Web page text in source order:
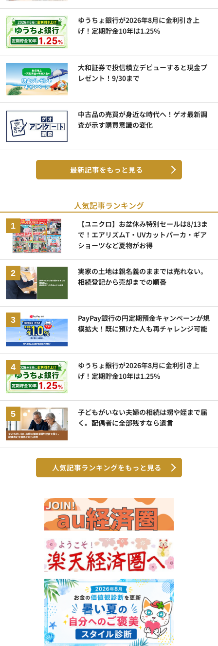
ゆうちょ銀行が2026年8月に金利引き上
げ！定期貯金10年は1.25%
大和証券で投信積立デビューすると現金プ
レゼント！9/30まで
中古品の売買が身近な時代へ！ゲオ最新調
査が示す購買意識の変化
最新記事をもっと見る
人気記事ランキング
【ユニクロ】お盆休み特別セールは8/13ま
で！エアリズムT・UVカットパーカ・ギア
ショーツなど夏物がお得
実家の土地は親名義のままでは売れない。
相続登記から売却までの順番
PayPay銀行の円定期預金キャンペーンが規
模拡大！既に預けた人も再チャレンジ可能
ゆうちょ銀行が2026年8月に金利引き上
げ！定期貯金10年は1.25%
子どもがいない夫婦の相続は甥や姪まで届
く。配偶者に全部残すなら遺言
人気記事ランキングをもっと見る